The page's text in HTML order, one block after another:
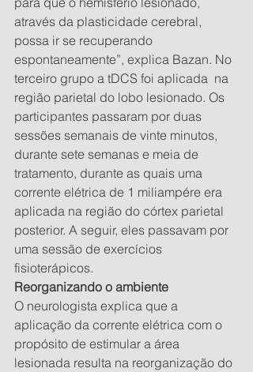
através da plasticidade cerebral,
possa ir se recuperando
espontaneamente”, explica Bazan. No
terceiro grupo a tDCS foi aplicada  na
região parietal do lobo lesionado. Os
participantes passaram por duas
sessões semanais de vinte minutos,
durante sete semanas e meia de
tratamento, durante as quais uma
corrente elétrica de 1 miliampére era
aplicada na região do córtex parietal
posterior. A seguir, eles passavam por
uma sessão de exercícios
fisioterápicos.
Reorganizando o ambiente
O neurologista explica que a
aplicação da corrente elétrica com o
propósito de estimular a área
lesionada resulta na reorganização do